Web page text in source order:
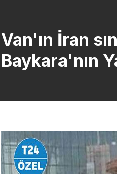
Van'ın İran
Baykara'nın
Kullandı"